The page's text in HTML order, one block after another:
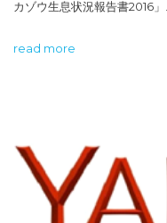
カゾウ生息状況報告書2016」…
read more